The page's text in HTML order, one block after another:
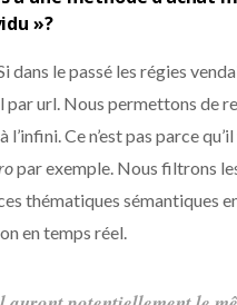
»?
le passé les régies
url. Nous permettons de
Ce n’est pas parce
par exemple. Nous filtrons
thématiques sémantiques
en temps réel.